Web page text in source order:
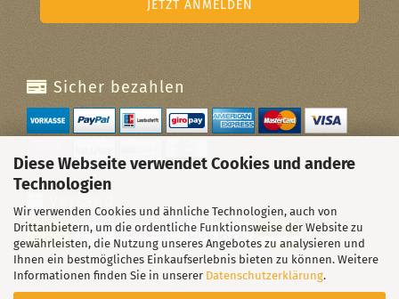
Diese Webseite verwendet Cookies und andere
Technologien
Wir verwenden Cookies und ähnliche Technologien, auch von
Drittanbietern, um die ordentliche Funktionsweise der Website zu
gewährleisten, die Nutzung unseres Angebotes zu analysieren und
Ihnen ein bestmögliches Einkaufserlebnis bieten zu können. Weitere
Informationen finden Sie in unserer Datenschutzerklärung.
Sicher bezahlen